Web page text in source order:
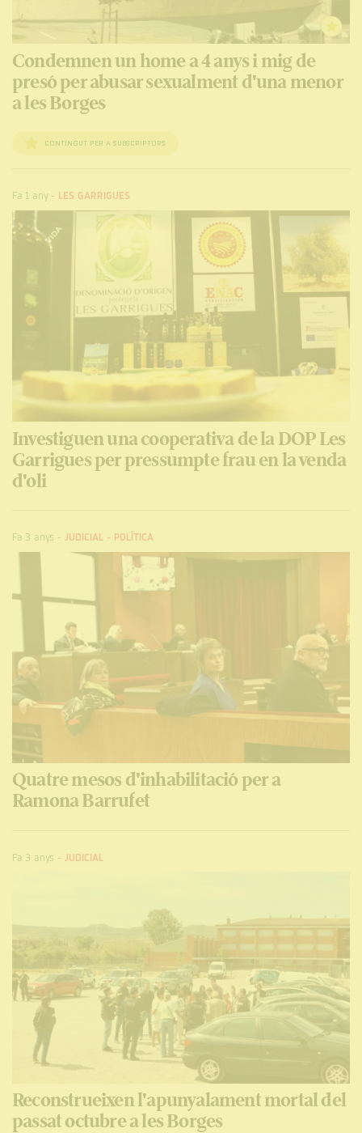
Condemnen un home a 4 anys i mig de
presó per abusar sexualment d'una menor
a les Borges
CONTINGUT PER A SUBSCRIPTORS
Fa 1 any- LES GARRIGUES
Investiguen una cooperativa de la DOP Les
Garrigues per pressumpte frau en la venda
d'oli
Fa 3 anys -JUDICIAL - POLÍTICA
Quatre mesos d'inhabilitació per a
Ramona Barrufet
Fa 3 anys -JUDICIAL
Reconstrueixen l'apunyalament mortal del
passat octubre a les Borges